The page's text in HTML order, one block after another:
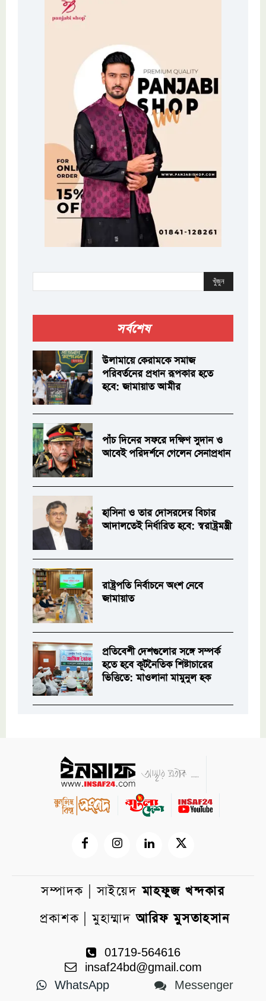
খুঁজুন
সর্বশেষ
উলামায়ে কেরামকে সমাজ
পরিবর্তনের প্রধান রূপকার হতে
হবে: জামায়াত আমীর
পাঁচ দিনের সফরে দক্ষিণ সুদান ও
আবেই পরিদর্শনে গেলেন সেনাপ্রধান
হাসিনা ও তার দোসরদের বিচার
আদালতেই নির্ধারিত হবে: স্বরাষ্ট্রমন্ত্রী
রাষ্ট্রপতি নির্বাচনে অংশ নেবে
জামায়াত
প্রতিবেশী দেশগুলোর সঙ্গে সম্পর্ক
হতে হবে কূটনৈতিক শিষ্টাচারের
ভিত্তিতে: মাওলানা মামুনুল হক
সম্পাদক | সাইয়েদমাহফুজ খন্দকার
প্রকাশক | মুহাম্মাদআরিফ মুসতাহসান
01719-564616
insaf24bd@gmail.com
WhatsApp
Messenger